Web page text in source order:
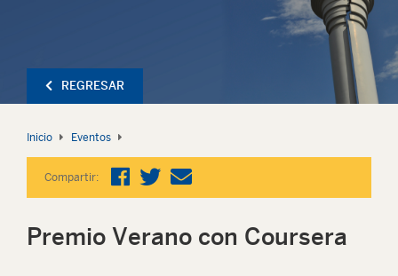
REGRESAR
Inicio Eventos
Compartir:
Premio Verano con Coursera